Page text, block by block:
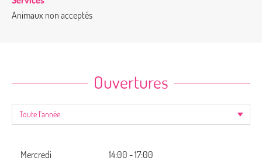
Animaux non acceptés
Ouvertures
Mercredi 14:00 - 17:00